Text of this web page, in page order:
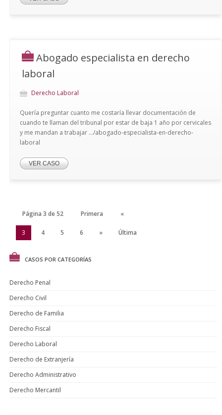
Abogado especialista en derecho
laboral
Derecho Laboral
Quería preguntar cuanto me costaría llevar documentación de
cuando te llaman del tribunal por estar de baja 1 año por cervicales
y me mandan a trabajar .../abogado-especialista-en-derecho-
laboral
VER CASO
Página 3 de 52 Primera «
3 4 5 6 » Última
CASOS POR CATEGORÍAS
Derecho Penal
Derecho Civil
Derecho de Familia
Derecho Fiscal
Derecho Laboral
Derecho de Extranjería
Derecho Administrativo
Derecho Mercantil